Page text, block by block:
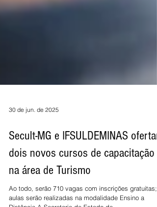
30 de jun. de 2025
Secult-MG e IFSULDEMINAS ofertam
dois novos cursos de capacitação
na área de Turismo